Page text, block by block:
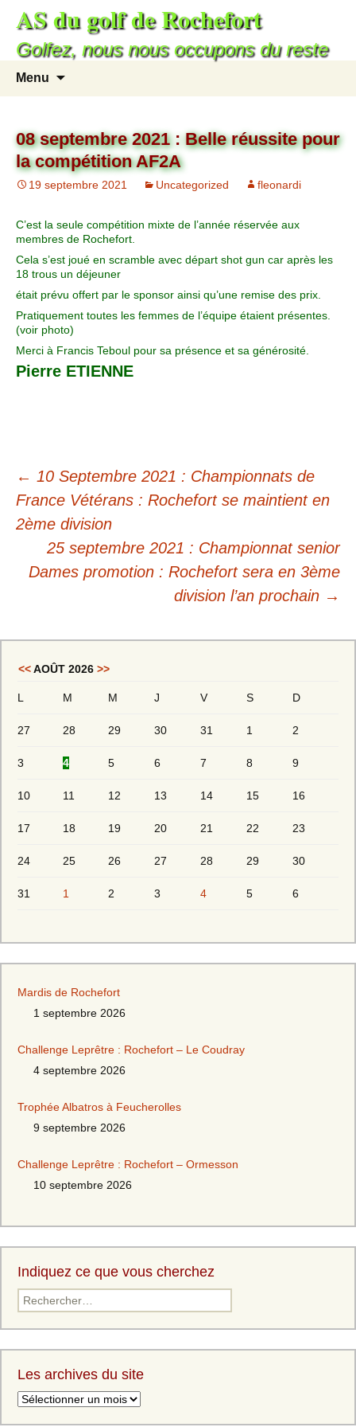
contenu
AS du golf de Rochefort
Golfez, nous nous occupons du reste
Menu
08 septembre 2021 : Belle réussite pour
la compétition AF2A
19 septembre 2021 Uncategorized fleonardi
C’est la seule compétition mixte de l’année réservée aux
membres de Rochefort.
Cela s’est joué en scramble avec départ shot gun car après les
18 trous un déjeuner
était prévu offert par le sponsor ainsi qu’une remise des prix.
Pratiquement toutes les femmes de l’équipe étaient présentes.
(voir photo)
Merci à Francis Teboul pour sa présence et sa générosité.
Pierre ETIENNE
Navigation
des
articles
← 10 Septembre 2021 : Championnats de
France Vétérans : Rochefort se maintient en
2ème division
25 septembre 2021 : Championnat senior
Dames promotion : Rochefort sera en 3ème
division l’an prochain →
<<AOÛT 2026 >>
L M M J V S D
27 28 29 30 31 1 2
3 4 5 6 7 8 9
10 11 12 13 14 15 16
17 18 19 20 21 22 23
24 25 26 27 28 29 30
31 1 2 3 4 5 6
Mardis de Rochefort
1 septembre 2026
Challenge Leprêtre : Rochefort – Le Coudray
4 septembre 2026
Trophée Albatros à Feucherolles
9 septembre 2026
Challenge Leprêtre : Rochefort – Ormesson
10 septembre 2026
Indiquez ce que vous cherchez
Rechercher :
Les archives du site
Les